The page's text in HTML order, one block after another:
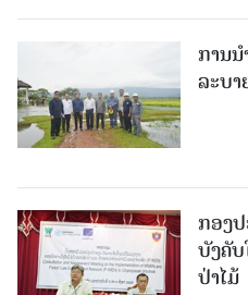
ການ
ລະບ
ກອງ
ບັງຄັ
ປ່າໄມ້